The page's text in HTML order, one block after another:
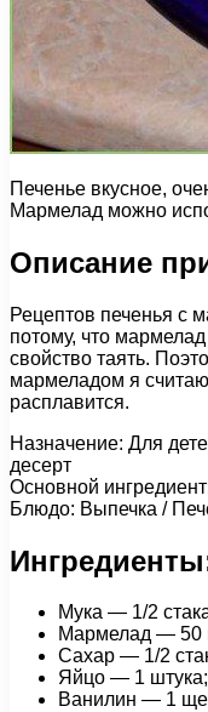
Печенье вкусное,
Мармелад можно
Описание
Рецептов печенья с
потому, что
свойство таять.
мармеладом я
расплавится.
Назначение: Для
десерт
Основной
Блюдо: Выпечка /
Мука — 1/2
Мармелад — 50
Сахар — 1/2
Яйцо — 1 штука;
Ванилин — 1